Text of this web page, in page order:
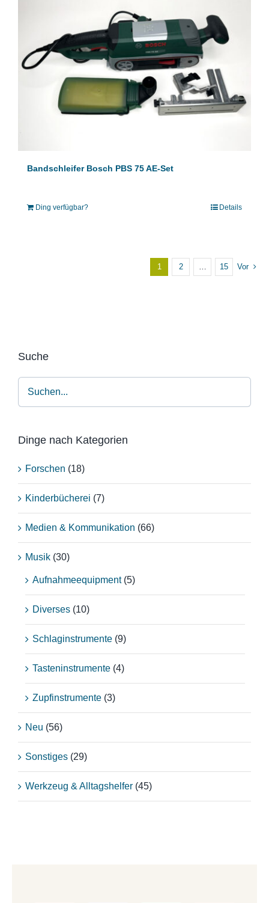
Bandschleifer Bosch PBS 75 AE-Set
Ding verfügbar? Details
1 2 … 15 Vor
Suche
Dinge nach Kategorien
Forschen (18)
Kinderbücherei (7)
Medien & Kommunikation (66)
Musik (30)
Aufnahmeequipment (5)
Diverses (10)
Schlaginstrumente (9)
Tasteninstrumente (4)
Zupfinstrumente (3)
Neu (56)
Sonstiges (29)
Werkzeug & Alltagshelfer (45)